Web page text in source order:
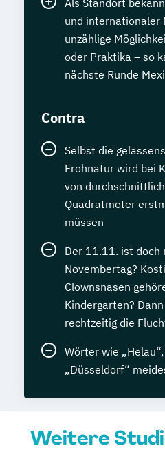
Als Standort
und internationaler
unzählige
oder Praktika – so
nächste Runde
Contra
Selbst die
Frohnatur wird bei
von
Quadratmeter
müssen
Der 11.11. ist doch
Novembertag?
Clownsnasen
Kindergarten?
rechtzeitig die
Wörter wie
„Düsseldorf“
Weitere